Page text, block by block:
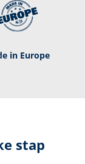
in Europe
stap